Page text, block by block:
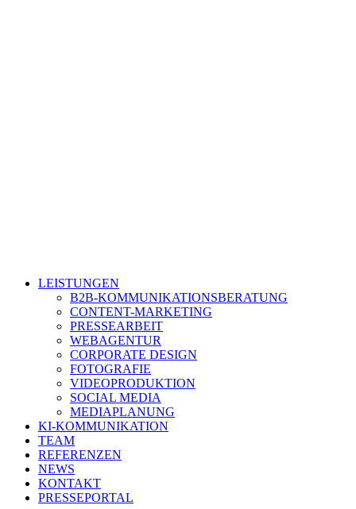
LEISTUNGEN
B2B-KOMMUNIKATIONSBERATUNG
CONTENT-MARKETING
PRESSEARBEIT
WEBAGENTUR
CORPORATE DESIGN
FOTOGRAFIE
VIDEOPRODUKTION
SOCIAL MEDIA
MEDIAPLANUNG
KI-KOMMUNIKATION
TEAM
REFERENZEN
NEWS
KONTAKT
PRESSEPORTAL